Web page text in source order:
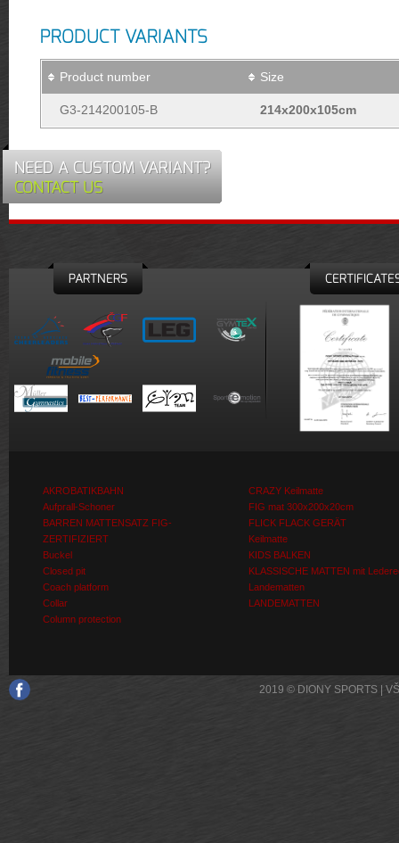
PRODUCT VARIANTS
Product number Size
G3-214200105-B 214x200x105cm
NEED A CUSTOM VARIANT?
CONTACT US
PARTNERS
AKROBATIKBAHN
Aufprall-Schoner
BARREN MATTENSATZ FIG-
ZERTIFIZIERT
Buckel
Closed pit
Coach platform
Collar
Column protection
CRAZY Keilmatte
FIG mat 300x200x20cm
FLICK FLACK GERÄT
Keilmatte
KIDS BALKEN
KLASSISCHE MATTEN mit
Landematten
LANDEMATTEN
2019 © DIONY SPORTS |